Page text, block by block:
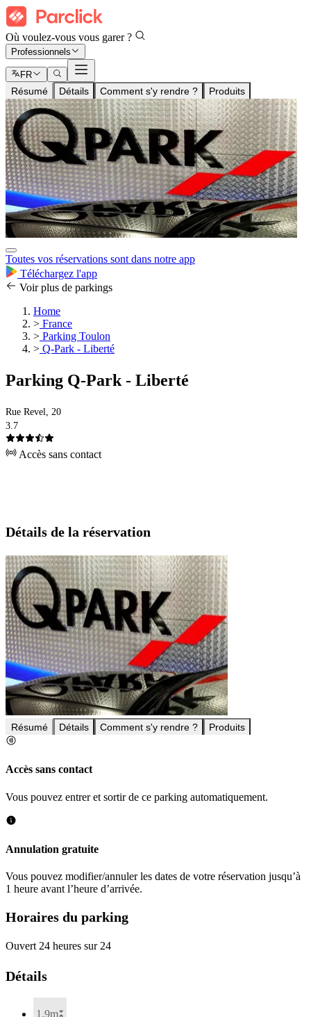
Où voulez-vous vous garer ?
Professionnels
FR
Résumé Détails Comment s'y rendre ? Produits
Toutes vos réservations sont dans notre app
Téléchargez l'app
Voir plus de parkings
Home
> France
> Parking Toulon
> Q-Park - Liberté
Parking Q-Park - Liberté
Rue Revel, 20
3.7
Accès sans contact
Détails de la réservation
Résumé Détails Comment s'y rendre ? Produits
Accès sans contact
Vous pouvez entrer et sortir de ce parking automatiquement.
Annulation gratuite
Vous pouvez modifier/annuler les dates de votre réservation jusqu’à
1 heure avant l’heure d’arrivée.
Horaires du parking
Ouvert 24 heures sur 24
Détails
1.9m